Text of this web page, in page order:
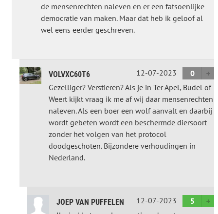
de mensenrechten naleven en er een fatsoenlijke
democratie van maken. Maar dat heb ik geloof al
wel eens eerder geschreven.
VOLVXC60T6 12-07-2023
0
Gezelliger? Verstieren? Als je in Ter Apel, Budel of
Weert kijkt vraag ik me af wij daar mensenrechten
naleven. Als een boer een wolf aanvalt en daarbij
wordt gebeten wordt een beschermde diersoort
zonder het volgen van het protocol
doodgeschoten. Bijzondere verhoudingen in
Nederland.
JOEP VAN PUFFELEN 12-07-2023
5